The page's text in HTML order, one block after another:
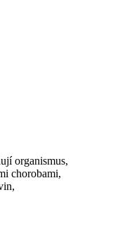
organismus,
chorobami,